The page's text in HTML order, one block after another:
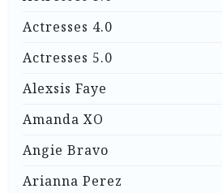
Actresses 4.0
Actresses 5.0
Alexsis Faye
Amanda XO
Angie Bravo
Arianna Perez